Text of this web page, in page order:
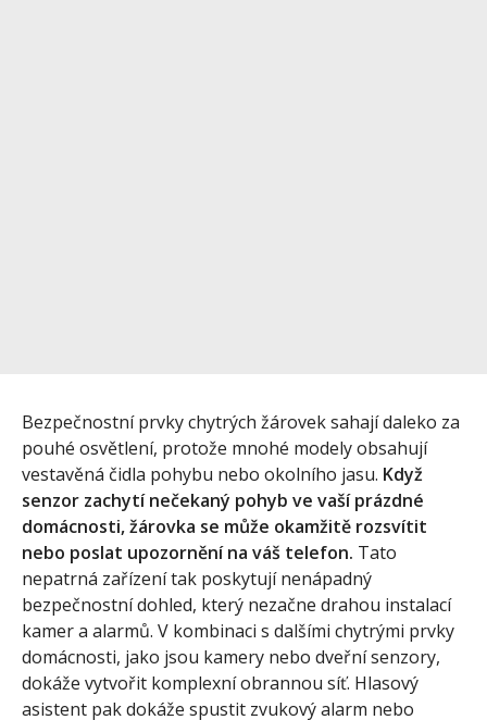
Bezpečnostní prvky chytrých žárovek sahají daleko za
pouhé osvětlení, protože mnohé modely obsahují
vestavěná čidla pohybu nebo okolního jasu. Když
senzor zachytí nečekaný pohyb ve vaší prázdné
domácnosti, žárovka se může okamžitě rozsvítit
nebo poslat upozornění na váš telefon. Tato
nepatrná zařízení tak poskytují nenápadný
bezpečnostní dohled, který nezačne drahou instalací
kamer a alarmů. V kombinaci s dalšími chytrými prvky
domácnosti, jako jsou kamery nebo dveřní senzory,
dokáže vytvořit komplexní obrannou síť. Hlasový
asistent pak dokáže spustit zvukový alarm nebo